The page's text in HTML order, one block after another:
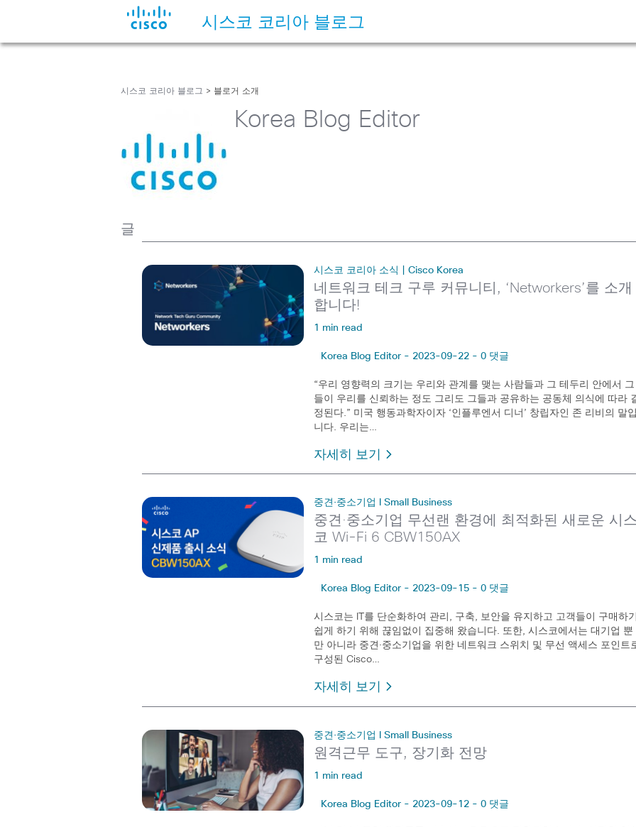
시스코 코리아 블로그
시스코 코리아 블로그 > 블로거 소개
Korea Blog Editor
글
시스코 코리아 소식 | Cisco Korea
네트워크 테크 구루 커뮤니티, ‘Networkers’를 소개
합니다!
1 min read
Korea Blog Editor - 2023-09-22 - 0 댓글
“우리 영향력의 크기는 우리와 관계를 맺는 사람들과 그 테두리 안에서 그
들이 우리를 신뢰하는 정도 그리도 그들과 공유하는 공동체 의식에 따라
정된다.” 미국 행동과학자이자 ‘인플루엔서 디너’ 창립자인 존 리비의 말
니다. 우리는…
자세히 보기
중견·중소기업 l Small Business
중견·중소기업 무선랜 환경에 최적화된 새로운 시
코 Wi-Fi 6 CBW150AX
1 min read
Korea Blog Editor - 2023-09-15 - 0 댓글
시스코는 IT를 단순화하여 관리, 구축, 보안을 유지하고 고객들이 구매하
쉽게 하기 위해 끊임없이 집중해 왔습니다. 또한, 시스코에서는 대기업 뿐
만 아니라 중견·중소기업을 위한 네트워크 스위치 및 무선 액세스 포인트
구성된 Cisco…
자세히 보기
중견·중소기업 l Small Business
원격근무 도구, 장기화 전망
1 min read
Korea Blog Editor - 2023-09-12 - 0 댓글